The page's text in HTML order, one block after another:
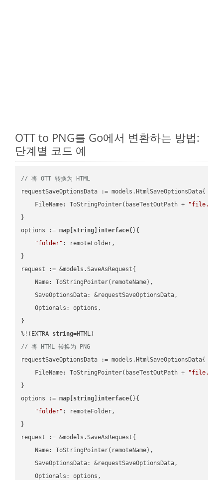
OTT to PNG를 Go에서 변환하는 방법:
단계별 코드 예
// 将 OTT 转换为 HTML
requestSaveOptionsData := models.HtmlSaveOptionsData{
    FileName: ToStringPointer(baseTestOutPath +
"file.OTT"
}
options := map string ]interface{}{
"folder" : remoteFolder,
}
request := &models.SaveAsRequest{
    Name: ToStringPointer(remoteName),
    SaveOptionsData: &requestSaveOptionsData,
    Optionals: options,
}
%!(EXTRA string
// 将 HTML 转换为 PNG
requestSaveOptionsData := models.HtmlSaveOptionsData{
    FileName: ToStringPointer(baseTestOutPath +
}
options := map string ]interface{}{
"folder" : remoteFolder,
}
request := &models.SaveAsRequest{
    Name: ToStringPointer(remoteName),
    SaveOptionsData: &requestSaveOptionsData,
    Optionals: options,